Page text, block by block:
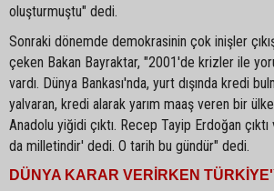
oluşturmuştu" dedi.
Sonraki dönemde demokrasinin çok inişler
çeken Bakan Bayraktar, "2001'de krizler ile
vardı. Dünya Bankası'nda, yurt dışında kredi
yalvaran, kredi alarak yarım maaş veren bir
Anadolu yiğidi çıktı. Recep Tayip Erdoğan
da milletindir' dedi. O tarih bu gündür" dedi.
DÜNYA KARAR VERİRKEN